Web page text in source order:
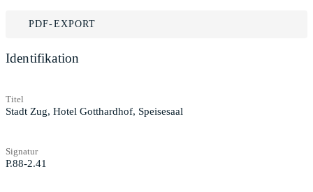
PDF-EXPORT
Identifikation
Titel
Stadt Zug, Hotel Gotthardhof, Speisesaal
Signatur
P.88-2.41